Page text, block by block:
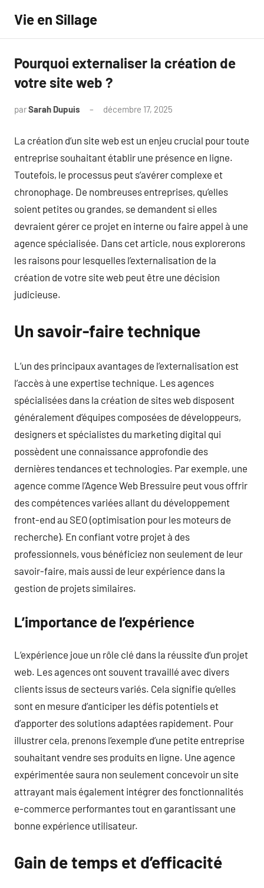
contenu
Vie en Sillage
Pourquoi externaliser la création de
votre site web ?
parSarah Dupuis décembre 17, 2025
La création d’un site web est un enjeu crucial pour toute
entreprise souhaitant établir une présence en ligne.
Toutefois, le processus peut s’avérer complexe et
chronophage. De nombreuses entreprises, qu’elles
soient petites ou grandes, se demandent si elles
devraient gérer ce projet en interne ou faire appel à une
agence spécialisée. Dans cet article, nous explorerons
les raisons pour lesquelles l’externalisation de la
création de votre site web peut être une décision
judicieuse.
Un savoir-faire technique
L’un des principaux avantages de l’externalisation est
l’accès à une expertise technique. Les agences
spécialisées dans la création de sites web disposent
généralement d’équipes composées de développeurs,
designers et spécialistes du marketing digital qui
possèdent une connaissance approfondie des
dernières tendances et technologies. Par exemple, une
agence comme l’Agence Web Bressuire peut vous offrir
des compétences variées allant du développement
front-end au SEO (optimisation pour les moteurs de
recherche). En confiant votre projet à des
professionnels, vous bénéficiez non seulement de leur
savoir-faire, mais aussi de leur expérience dans la
gestion de projets similaires.
L’importance de l’expérience
L’expérience joue un rôle clé dans la réussite d’un projet
web. Les agences ont souvent travaillé avec divers
clients issus de secteurs variés. Cela signifie qu’elles
sont en mesure d’anticiper les défis potentiels et
d’apporter des solutions adaptées rapidement. Pour
illustrer cela, prenons l’exemple d’une petite entreprise
souhaitant vendre ses produits en ligne. Une agence
expérimentée saura non seulement concevoir un site
attrayant mais également intégrer des fonctionnalités
e-commerce performantes tout en garantissant une
bonne expérience utilisateur.
Gain de temps et d’efficacité